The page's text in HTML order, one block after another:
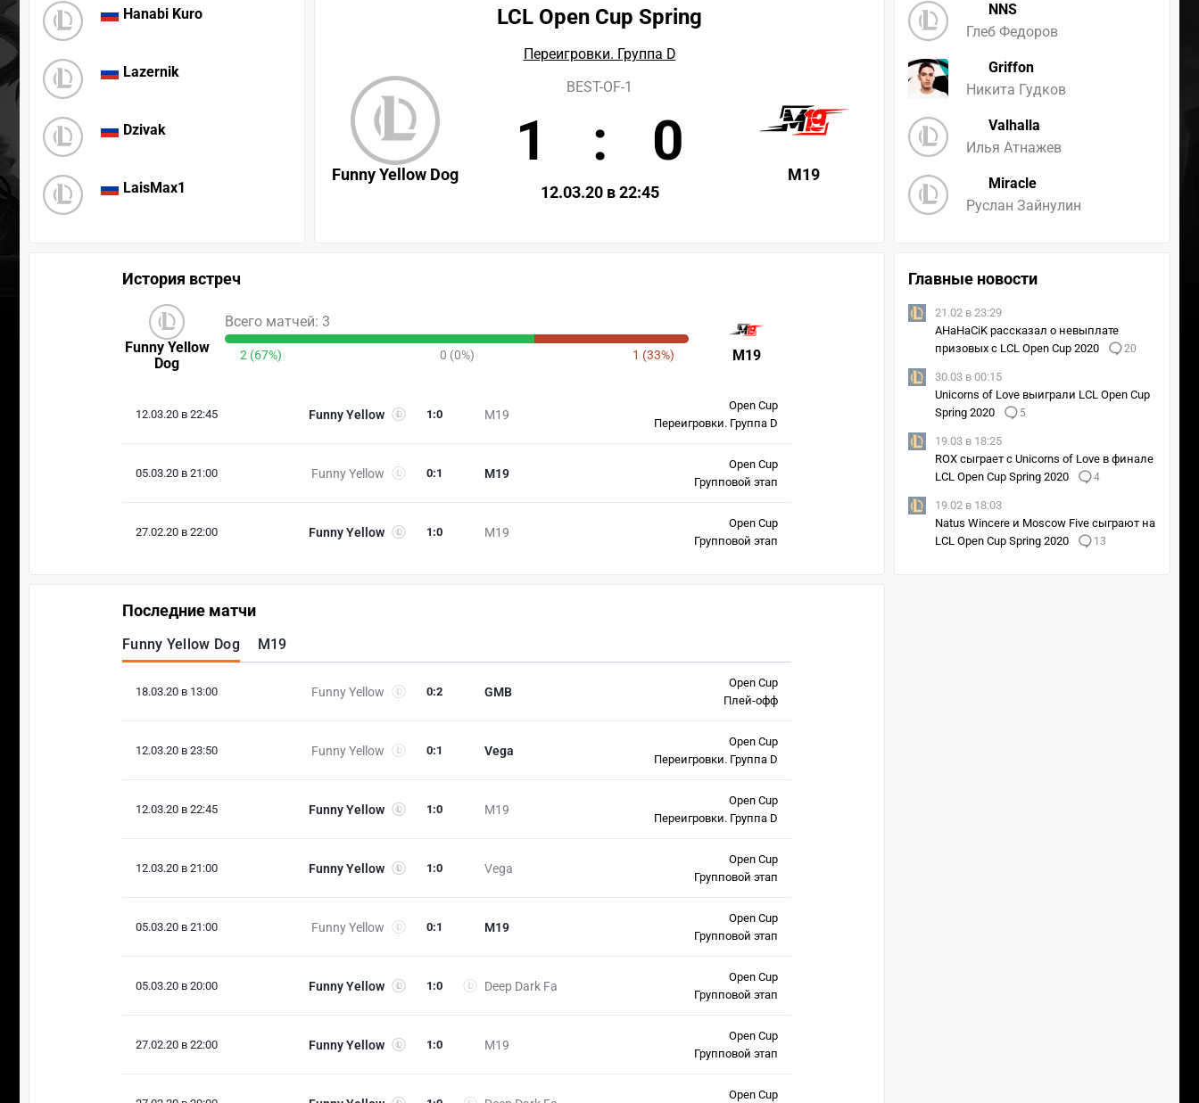
Hanabi Kuro
Lazernik
Dzivak
LaisMax1
NNS
Глеб Федоров
Griffon
Никита Гудков
Valhalla
Илья Атнажев
Miracle
Руслан Зайнулин
LCL Open Cup Spring
Переигровки. Группа D
Funny Yellow Dog M19
BEST-OF-1
1 : 0
12.03.20 в 22:45
История встреч
Funny Yellow
Dog
M19
Всего матчей: 3
2 (67%) 0 (0%) 1 (33%)
12.03.20 в 22:45 Funny Yellow M19
1 :0
Open Cup
Переигровки. Группа D
05.03.20 в 21:00 Funny Yellow M19
0:1
Open Cup
Групповой этап
27.02.20 в 22:00 Funny Yellow M19
1 :0
Open Cup
Групповой этап
Последние матчи
Funny Yellow Dog M19
18.03.20 в 13:00 Funny Yellow GMB
0:2
Open Cup
Плей-офф
12.03.20 в 23:50 Funny Yellow Vega
0:1
Open Cup
Переигровки. Группа D
12.03.20 в 22:45 Funny Yellow M19
1 :0
Open Cup
Переигровки. Группа D
12.03.20 в 21:00 Funny Yellow Vega
1 :0
Open Cup
Групповой этап
05.03.20 в 21:00 Funny Yellow M19
0:1
Open Cup
Групповой этап
05.03.20 в 20:00 Funny Yellow Deep Dark Fa
1 :0
Open Cup
Групповой этап
27.02.20 в 22:00 Funny Yellow M19
1 :0
Open Cup
Групповой этап
Open Cup
Главные новости
21.02 в 23:29
AHaHaCiK рассказал о невыплате
призовых с LCL Open Cup 2020
20
30.03 в 00:15
Unicorns of Love выиграли LCL Open Cup
Spring 2020
5
19.03 в 18:25
ROX сыграет с Unicorns of Love в финале
LCL Open Cup Spring 2020
4
19.02 в 18:03
Natus Wincere и Moscow Five сыграют на
LCL Open Cup Spring 2020
13